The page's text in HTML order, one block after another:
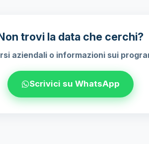
trovi la data che cerchi?
aziendali o informazioni sui
Scrivici su WhatsApp